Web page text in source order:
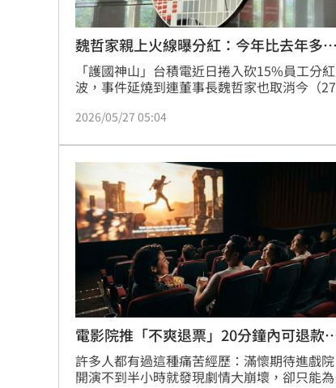
理想混蛋號召粉絲跨海追星吃美食！
魏哲家親上火線曝分紅：今年比去年多
30％
「護國神山」台積電近日捲入砍15%員工分
波，事件延燒到連董事長魏哲家也取消今（27
據了解，他向員工表示，今年全年員工分紅金
花板，他對公司未來非常有信心。」
2026/05/27 05:04
電影院推「不爽退票」20分鐘內可退款
40%
許多人都有過這種痛苦經歷：滿懷期待進戲院
開演不到半小時就發現劇情大崩壞，卻只能